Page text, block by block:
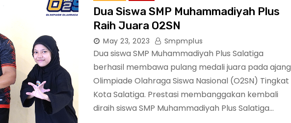
Dua Siswa SMP Muhammadiyah Plus
Raih Juara O2SN
May 23, 2023 Smpmplus
Dua siswa SMP Muhammadiyah Plus Salatiga
berhasil membawa pulang medali juara pada ajang
Olimpiade Olahraga Siswa Nasional (O2SN) Tingkat
Kota Salatiga. Prestasi membanggakan kembali
diraih siswa SMP Muhammadiyah Plus Salatiga…